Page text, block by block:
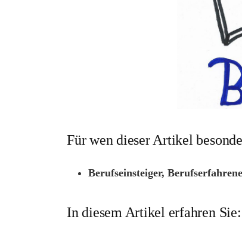
Für wen dieser Artikel
Berufseinsteiger,
In diesem Artikel erfahren Sie: